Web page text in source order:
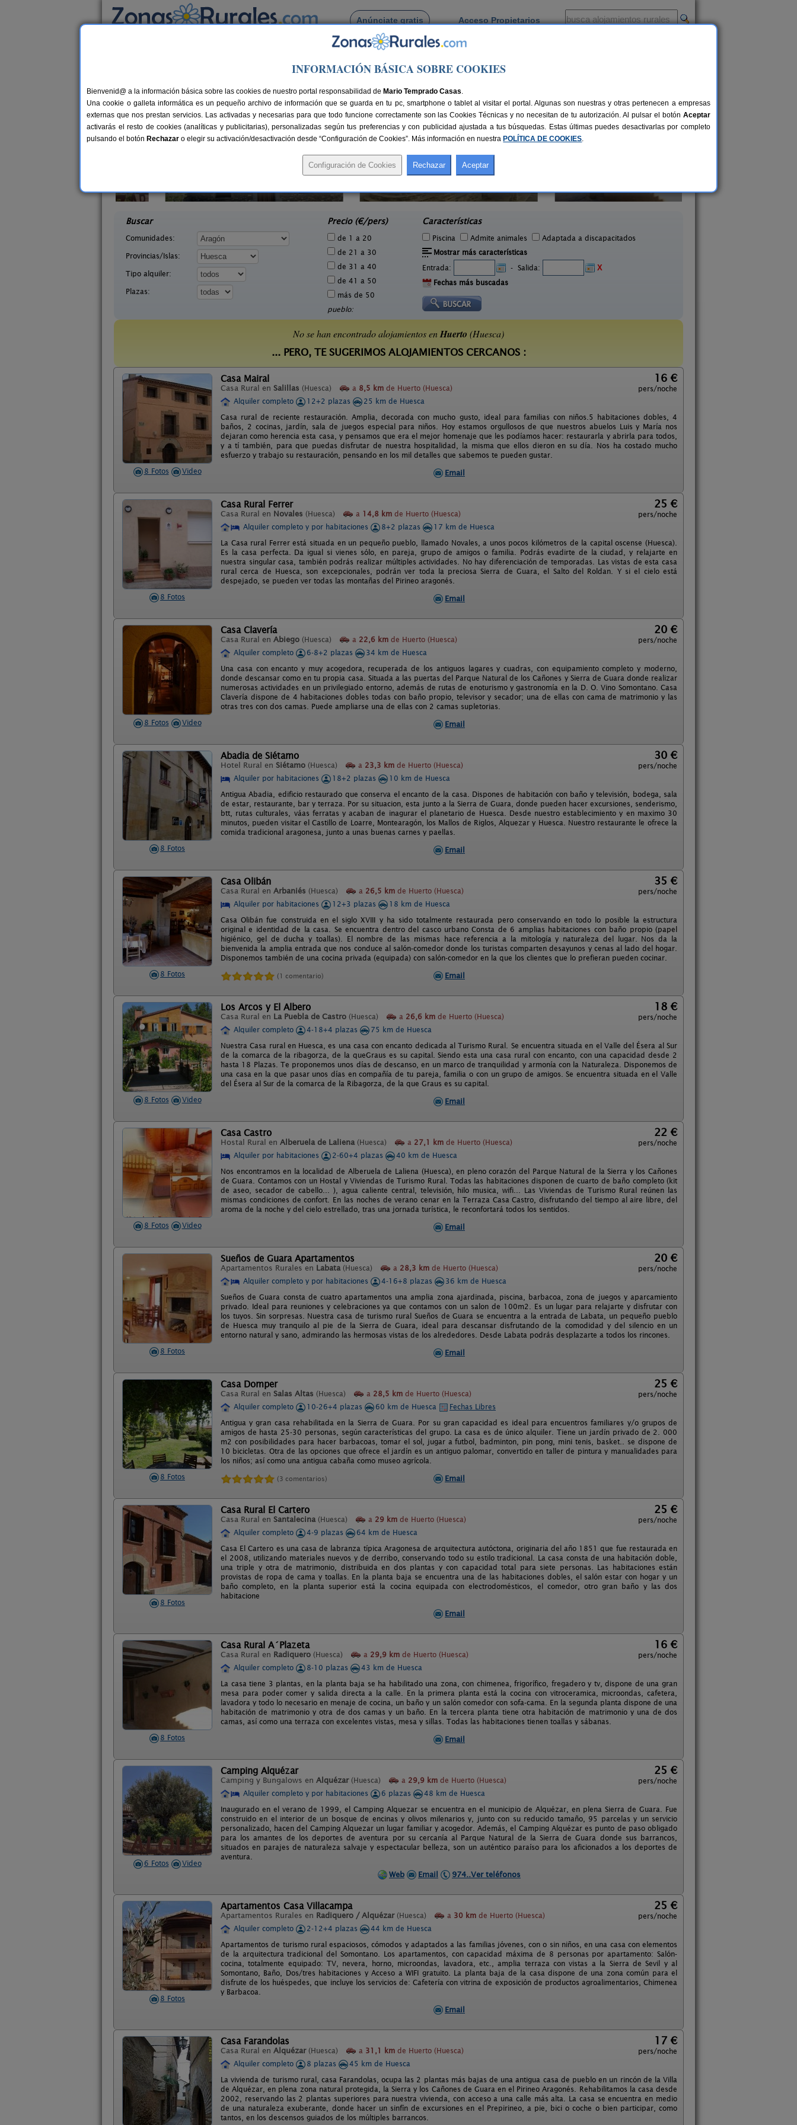
Anúnciate gratis Acceso Propietarios
Busca por pueblo
Casas Rurales cerca de Huerto
25 €
Casa Rural La Borda de Mery
Buscar
Comunidades:
Provincias/Islas:
Tipo alquiler:
Plazas:
Precio (€/pers)
de 1 a 20
de 21 a 30
de 31 a 40
de 41 a 50
más de 50
pueblo:
Características
Piscina Admite animales
Adaptada a discapacitados
Mostrar más características
Entrada:
- Salida:
X
Fechas más buscadas
No se han encontrado alojamientos enHuerto (Huesca)
... PERO, TE SUGERIMOS ALOJAMIENTOS CERCANOS :
8 Fotos Video
Casa Mairal
Casa Rural en Salillas (Huesca) a 8,5 km de Huerto (Huesca)
16 €
pers/noche
Alquiler completo
12+2 plazas
25 km de Huesca
Casa rural de reciente restauración. Amplia, decorada con mucho gusto, ideal para familias con niños.5 habitaciones dobles, 4
baños, 2 cocinas, jardín, sala de juegos especial para niños. Hoy estamos orgullosos de que nuestros abuelos Luis y María nos
dejaran como herencia esta casa, y pensamos que era el mejor homenaje que les podíamos hacer: restaurarla y abrirla para todos,
y a tí también, para que puedas disfrutar de nuestra hospitalidad, la misma que ellos dieron en su día. Nos ha costado mucho
esfuerzo y trabajo su restauración, pensando en los mil detalles que sabemos te pueden gustar.
Email
8 Fotos
Casa Rural Ferrer
Casa Rural en Novales (Huesca) a 14,8 km de Huerto (Huesca)
25 €
pers/noche
Alquiler completo y por habitaciones
8+2 plazas
17 km de Huesca
La Casa rural Ferrer está situada en un pequeño pueblo, llamado Novales, a unos pocos kilómetros de la capital oscense (Huesca).
Es la casa perfecta. Da igual si vienes sólo, en pareja, grupo de amigos o familia. Podrás evadirte de la ciudad, y relajarte en
nuestra singular casa, también podrás realizar múltiples actividades. No hay diferenciación de temporadas. Las vistas de esta casa
rural cerca de Huesca, son excepcionales, podrán ver toda la preciosa Sierra de Guara, el Salto del Roldan. Y si el cielo está
despejado, se pueden ver todas las montañas del Pirineo aragonés.
Email
8 Fotos Video
Casa Clavería
Casa Rural en Abiego (Huesca) a 22,6 km de Huerto (Huesca)
20 €
pers/noche
Alquiler completo
6-8+2 plazas
34 km de Huesca
Una casa con encanto y muy acogedora, recuperada de los antiguos lagares y cuadras, con equipamiento completo y moderno,
donde descansar como en tu propia casa. Situada a las puertas del Parque Natural de los Cañones y Sierra de Guara donde realizar
numerosas actividades en un privilegiado entorno, además de rutas de enoturismo y gastronomía en la D. O. Vino Somontano. Casa
Clavería dispone de 4 habitaciones dobles todas con baño propio, televisor y secador; una de ellas con cama de matrimonio y las
otras tres con dos camas. Puede ampliarse una de ellas con 2 camas supletorias.
Email
8 Fotos
Abadia de Siétamo
Hotel Rural en Siétamo (Huesca) a 23,3 km de Huerto (Huesca)
30 €
pers/noche
Alquiler por habitaciones
18+2 plazas
10 km de Huesca
Antigua Abadia, edificio restaurado que conserva el encanto de la casa. Dispones de habitación con baño y televisión, bodega, sala
de estar, restaurante, bar y terraza. Por su situacion, esta junto a la Sierra de Guara, donde pueden hacer excursiones, senderismo,
btt, rutas culturales, váas ferratas y acaban de inagurar el planetario de Huesca. Desde nuestro establecimiento y en maximo 30
minutos, pueden visitar el Castillo de Loarre, Montearagón, los Mallos de Riglos, Alquezar y Huesca. Nuestro restaurante le ofrece la
comida tradicional aragonesa, junto a unas buenas carnes y paellas.
Email
8 Fotos
Casa Olibán
Casa Rural en Arbaniés (Huesca) a 26,5 km de Huerto (Huesca)
35 €
pers/noche
Alquiler por habitaciones
12+3 plazas
18 km de Huesca
Casa Olibán fue construida en el siglo XVIII y ha sido totalmente restaurada pero conservando en todo lo posible la estructura
original e identidad de la casa. Se encuentra dentro del casco urbano Consta de 6 amplias habitaciones con baño propio (papel
higiénico, gel de ducha y toallas). El nombre de las mismas hace referencia a la mitología y naturaleza del lugar. Nos da la
bienvenida la amplia entrada que nos conduce al salón-comedor donde los turistas comparten desayunos y cenas al lado del hogar.
Disponemos también de una cocina privada (equipada) con salón-comedor en la que los clientes que lo prefieran pueden cocinar.
(1 comentario) Email
8 Fotos Video
Los Arcos y El Albero
Casa Rural en La Puebla de Castro (Huesca) a 26,6 km de Huerto (Huesca)
18 €
pers/noche
Alquiler completo
4-18+4 plazas
75 km de Huesca
Nuestra Casa rural en Huesca, es una casa con encanto dedicada al Turismo Rural. Se encuentra situada en el Valle del Ésera al Sur
de la comarca de la ribagorza, de la queGraus es su capital. Siendo esta una casa rural con encanto, con una capacidad desde 2
hasta 18 Plazas. Te proponemos unos días de descanso, en un marco de tranquilidad y armonía con la Naturaleza. Disponemos de
una casa en la que pasar unos días en compañía de tu pareja, familia o con un grupo de amigos. Se encuentra situada en el Valle
del Ésera al Sur de la comarca de la Ribagorza, de la que Graus es su capital.
Email
8 Fotos Video
Casa Castro
Hostal Rural en Alberuela de Laliena (Huesca) a 27,1 km de Huerto (Huesca)
22 €
pers/noche
Alquiler por habitaciones
2-60+4 plazas
40 km de Huesca
Nos encontramos en la localidad de Alberuela de Laliena (Huesca), en pleno corazón del Parque Natural de la Sierra y los Cañones
de Guara. Contamos con un Hostal y Viviendas de Turismo Rural. Todas las habitaciones disponen de cuarto de baño completo (kit
de aseo, secador de cabello... ), agua caliente central, televisión, hilo musica, wifi... Las Viviendas de Turismo Rural reúnen las
mismas condiciones de confort. En las noches de verano cenar en la Terraza Casa Castro, disfrutando del tiempo al aire libre, del
aroma de la noche y del cielo estrellado, tras una jornada turística, le reconfortará todos los sentidos.
Email
8 Fotos
Sueños de Guara Apartamentos
Apartamentos Rurales en Labata (Huesca) a 28,3 km de Huerto (Huesca)
20 €
pers/noche
Alquiler completo y por habitaciones
4-16+8 plazas
36 km de Huesca
Sueños de Guara consta de cuatro apartamentos una amplia zona ajardinada, piscina, barbacoa, zona de juegos y aparcamiento
privado. Ideal para reuniones y celebraciones ya que contamos con un salon de 100m2. Es un lugar para relajarte y disfrutar con
los tuyos. Sin sorpresas. Nuestra casa de turismo rural Sueños de Guara se encuentra a la entrada de Labata, un pequeño pueblo
de Huesca muy tranquilo al pie de la Sierra de Guara, ideal para descansar disfrutando de la comodidad y del silencio en un
entorno natural y sano, admirando las hermosas vistas de los alrededores. Desde Labata podrás desplazarte a todos los rincones.
Email
8 Fotos
Casa Domper
Casa Rural en Salas Altas (Huesca) a 28,5 km de Huerto (Huesca)
25 €
pers/noche
Alquiler completo
10-26+4 plazas 60 km de Huesca
Fechas Libres
Antigua y gran casa rehabilitada en la Sierra de Guara. Por su gran capacidad es ideal para encuentros familiares y/o grupos de
amigos de hasta 25-30 personas, según características del grupo. La casa es de único alquiler. Tiene un jardín privado de 2. 000
m2 con posibilidades para hacer barbacoas, tomar el sol, jugar a futbol, badminton, pin pong, mini tenis, basket.. se dispone de
10 bicicletas. Otra de las opciones que ofrece el jardín es un antiguo palomar, convertido en taller de pintura y manualidades para
los niños; así como una antigua cabaña como museo agrícola.
(3 comentarios) Email
8 Fotos
Casa Rural El Cartero
Casa Rural en Santalecina (Huesca) a 29 km de Huerto (Huesca)
25 €
pers/noche
Alquiler completo
4-9 plazas
64 km de Huesca
Casa El Cartero es una casa de labranza típica Aragonesa de arquitectura autóctona, originaria del año 1851 que fue restaurada en
el 2008, utilizando materiales nuevos y de derribo, conservando todo su estilo tradicional. La casa consta de una habitación doble,
una triple y otra de matrimonio, distribuida en dos plantas y con capacidad total para siete personas. Las habitaciones están
provistas de ropa de cama y toallas. En la planta baja se encuentra una de las habitaciones dobles, el salón estar con hogar y un
baño completo, en la planta superior está la cocina equipada con electrodomésticos, el comedor, otro gran baño y las dos
habitacione
Email
8 Fotos
Casa Rural A´Plazeta
Casa Rural en Radiquero (Huesca) a 29,9 km de Huerto (Huesca)
16 €
pers/noche
Alquiler completo
8-10 plazas
43 km de Huesca
La casa tiene 3 plantas, en la planta baja se ha habilitado una zona, con chimenea, frigorífico, fregadero y tv, dispone de una gran
mesa para poder comer y salida directa a la calle. En la primera planta está la cocina con vitroceramica, microondas, cafetera,
lavadora y todo lo necesario en menaje de cocina, un baño y un salón comedor con sofa-cama. En la segunda planta dispone de una
habitación de matrimonio y otra de dos camas y un baño. En la tercera planta tiene otra habitación de matrimonio y una de dos
camas, así como una terraza con excelentes vistas, mesa y sillas. Todas las habitaciones tienen toallas y sábanas.
Email
6 Fotos Video
Camping Alquézar
Camping y Bungalows en Alquézar (Huesca) a 29,9 km de Huerto (Huesca)
25 €
pers/noche
Alquiler completo y por habitaciones
6 plazas
48 km de Huesca
Inaugurado en el verano de 1999, el Camping Alquezar se encuentra en el municipio de Alquézar, en plena Sierra de Guara. Fue
construido en el interior de un bosque de encinas y olivos milenarios y, junto con su reducido tamaño, 95 parcelas y un servicio
personalizado, hacen del Camping Alquezar un lugar familiar y acogedor. Además, el Camping Alquézar es punto de paso obligado
para los amantes de los deportes de aventura por su cercanía al Parque Natural de la Sierra de Guara donde sus barrancos,
situados en parajes de naturaleza salvaje y espectacular belleza, son un auténtico paraíso para los aficionados a los deportes de
aventura.
Web
Email 974..Ver teléfonos
8 Fotos
Apartamentos Casa Villacampa
Apartamentos Rurales en Radiquero / Alquézar (Huesca) a 30 km de Huerto (Huesca)
25 €
pers/noche
Alquiler completo
2-12+4 plazas
44 km de Huesca
Apartamentos de turismo rural espaciosos, cómodos y adaptados a las familias jóvenes, con o sin niños, en una casa con elementos
de la arquitectura tradicional del Somontano. Los apartamentos, con capacidad máxima de 8 personas por apartamento: Salón-
cocina, totalmente equipado: TV, nevera, horno, microondas, lavadora, etc., amplia terraza con vistas a la Sierra de Sevil y al
Somontano, Baño, Dos/tres habitaciones y Acceso a WIFI gratuito. La planta baja de la casa dispone de una zona común para el
disfrute de los huéspedes, que incluye los servicios de: Cafetería con vitrina de exposición de productos agroalimentarios, Chimenea
y Barbacoa.
Email
Casa Farandolas
Casa Rural en Alquézar (Huesca) a 31,1 km de Huerto (Huesca)
17 €
pers/noche
Alquiler completo
8 plazas
45 km de Huesca
La vivienda de turismo rural, casa Farandolas, ocupa las 2 plantas más bajas de una antigua casa de pueblo en un rincón de la Villa
de Alquézar, en plena zona natural protegida, la Sierra y los Cañones de Guara en el Pirineo Aragonés. Rehabilitamos la casa desde
2002, reservando las 2 plantas superiores para nuestra vivienda, con acceso a una calle más alta. La casa se encuentra en medio
de una naturaleza exuberante, donde hacer un sinfín de excursiones en el Prepirineo, a pie, bici o coche o bien participar, como
tantos, en los descensos guiados de los múltiples barrancos.
INFORMACIÓN BÁSICA SOBRE COOKIES
Bienvenid@ a la información básica sobre las cookies de nuestro portal responsabilidad de Mario Temprado Casas.
Una cookie o galleta informática es un pequeño archivo de información que se guarda en tu pc, smartphone o tablet al visitar el portal. Algunas son nuestras y otras pertenecen a empresas
externas que nos prestan servicios. Las activadas y necesarias para que todo funcione correctamente son las Cookies Técnicas y no necesitan de tu autorización. Al pulsar el botón Aceptar
activarás el resto de cookies (analíticas y publicitarias), personalizadas según tus preferencias y con publicidad ajustada a tus búsquedas. Estas últimas puedes desactivarlas por completo
pulsando el botón Rechazar o elegir su activación/desactivación desde “Configuración de Cookies”. Más información en nuestra POLÍTICA DE COOKIES.